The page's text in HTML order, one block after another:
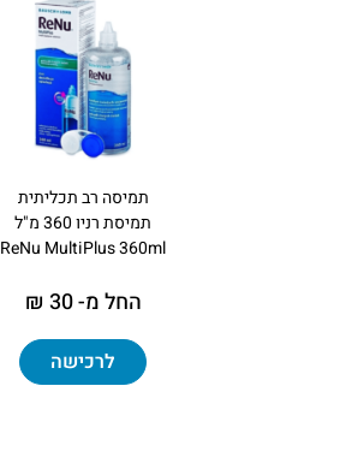
תמיסה רב תכליתית
תמיסת רניו 360 מ"ל
ReNu MultiPlus 360ml
החל מ- 30 ₪
לרכישה